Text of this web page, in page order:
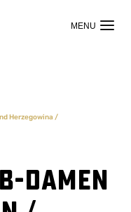
Herzegowina /
Damen